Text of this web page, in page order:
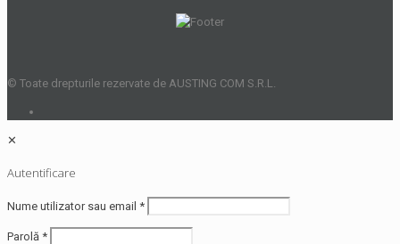
© Toate drepturile rezervate de AUSTING COM S.R.L.
✕
Autentificare
Nume utilizator sau email *
Parolă *